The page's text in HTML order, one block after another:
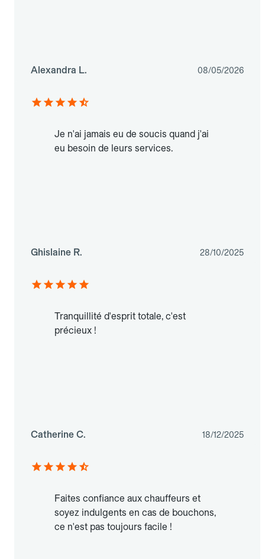
Alexandra L. 08/05/2026
Je n'ai jamais eu de soucis quand j'ai
eu besoin de leurs services.
Ghislaine R. 28/10/2025
Tranquillité d'esprit totale, c'est
précieux !
Catherine C. 18/12/2025
Faites confiance aux chauffeurs et
soyez indulgents en cas de bouchons,
ce n'est pas toujours facile !